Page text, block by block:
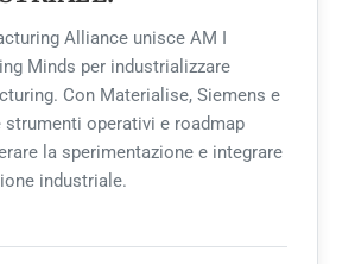
Alliance unisce AM I
Minds per industrializzare
Con Materialise, Siemens e
strumenti operativi e roadmap
la sperimentazione e integrare
industriale.